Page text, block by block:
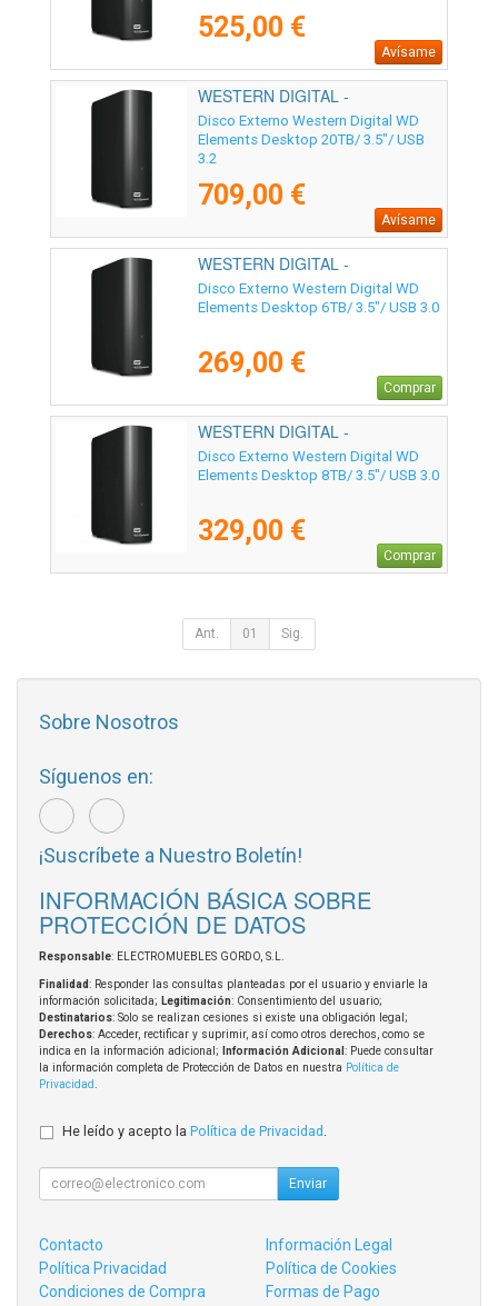
525,00 €
Avísame
WESTERN DIGITAL -
WDBWLG0200HBK-EESN
Disco Externo Western Digital WD
Elements Desktop 20TB/ 3.5"/ USB
3.2
709,00 €
Avísame
WESTERN DIGITAL -
WDBWLG0060HBK-EESN
Disco Externo Western Digital WD
Elements Desktop 6TB/ 3.5"/ USB 3.0
269,00 €
Comprar
WESTERN DIGITAL -
WDBWLG0080HBK-EESN
Disco Externo Western Digital WD
Elements Desktop 8TB/ 3.5"/ USB 3.0
329,00 €
Comprar
Ant. 01 Sig.
Sobre Nosotros
Síguenos en:
¡Suscríbete a Nuestro Boletín!
INFORMACIÓN BÁSICA SOBRE
PROTECCIÓN DE DATOS
Responsable: ELECTROMUEBLES GORDO, S.L.
Finalidad: Responder las consultas planteadas por el usuario y enviarle la
información solicitada; Legitimación: Consentimiento del usuario;
Destinatarios: Solo se realizan cesiones si existe una obligación legal;
Derechos: Acceder, rectificar y suprimir, así como otros derechos, como se
indica en la información adicional;
Información Adicional : Puede consultar
la información completa de Protección de Datos en nuestra Política de
Privacidad
He leído y acepto la Política de Privacidad
Enviar
Contacto
Información Legal
Política Privacidad
Política de Cookies
Condiciones de Compra
Formas de Pago